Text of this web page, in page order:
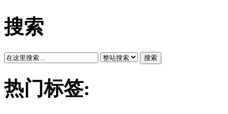
搜索
搜索
热门标签: